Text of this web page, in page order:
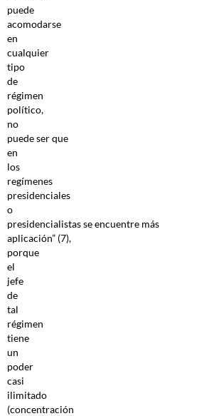
puede
acomodarse
en
cualquier
tipo
de
régimen
político,
no
puede ser que
en
los
regímenes
presidenciales
o
presidencialistas se encuentre más
aplicación” (7),
porque
el
jefe
de
tal
régimen
tiene
un
poder
casi
ilimitado
(concentración